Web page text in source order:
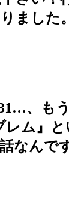
ました
31…、も
レム』
なんで